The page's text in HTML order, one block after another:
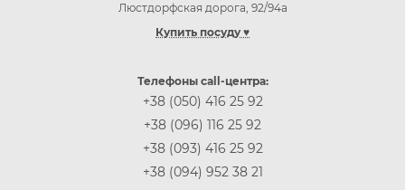
Люстдорфская дорога, 92/94а
Купить посуду ♥
Купить посуду Днепр (Днепропетровск)
Купить посуду Житомир
Купить посуду Запорожье
Купить посуду Ивано-Франковск
Телефоны call-центра:
+38 (050) 416 25 92
+38 (096) 116 25 92
+38 (093) 416 25 92
+38 (094) 952 38 21